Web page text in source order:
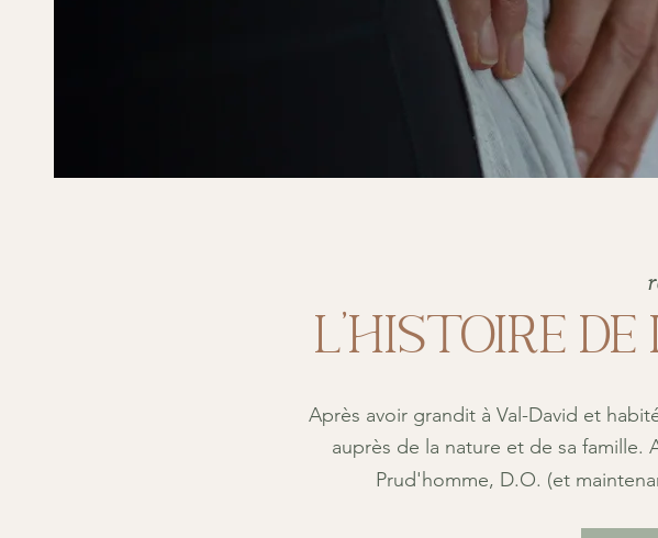
L'Histoire
Après avoir grandit à Val-David et
auprès de la nature et de sa famille.
Prud'homme, D.O. (et